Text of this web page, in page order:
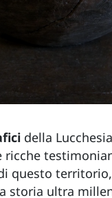
della
ricche
questo territorio,
storia ultra